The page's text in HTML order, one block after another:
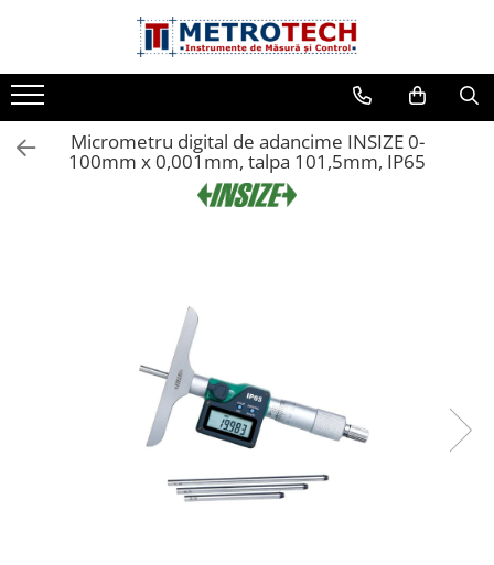
Toate Produsele
Sublere
Sublere digitale
Sublere speciale digitale
Sublere speciale mecanice
Sublere digitale de inaltime
Sublere mecanice de inaltime
Micrometru digital de adancime INSIZE 0-
100mm x 0,001mm, talpa 101,5mm, IP65